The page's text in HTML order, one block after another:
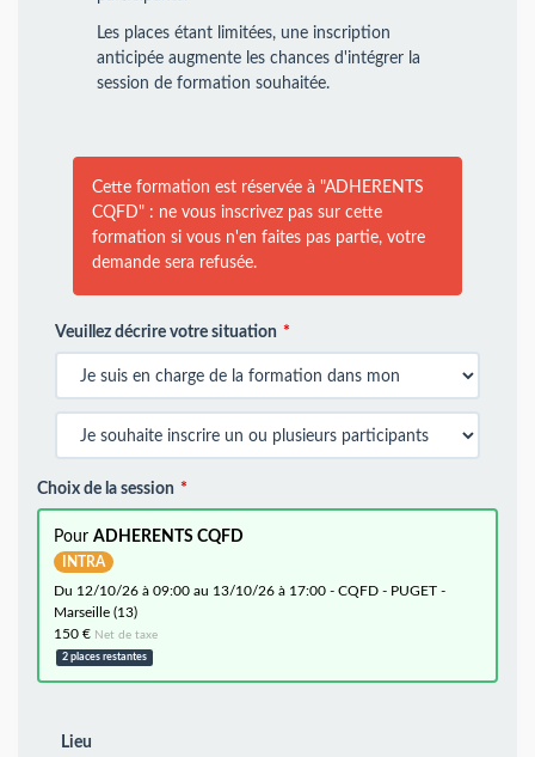
Les places étant limitées, une inscription
anticipée augmente les chances d'intégrer la
session de formation souhaitée.
Cette formation est réservée à "ADHERENTS
CQFD" : ne vous inscrivez pas sur cette
formation si vous n'en faites pas partie, votre
demande sera refusée.
Veuillez décrire votre situation
Choix de la session
Pour ADHERENTS CQFD
INTRA
du 12/10/26 à 09:00 au 13/10/26 à 17:00 - CQFD - PUGET -
Marseille (13)
150 € Net de taxe
2 places restantes
Lieu